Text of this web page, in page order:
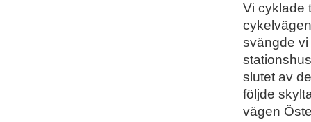
Vi cyklade
svängde
slutet av
följde
vägen